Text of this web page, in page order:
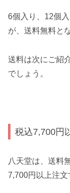
6個入り、12個
が、送料無料と
送料は次にご紹
でしょう。
税込7,700円
八天堂は、送料
7,700円以上注文